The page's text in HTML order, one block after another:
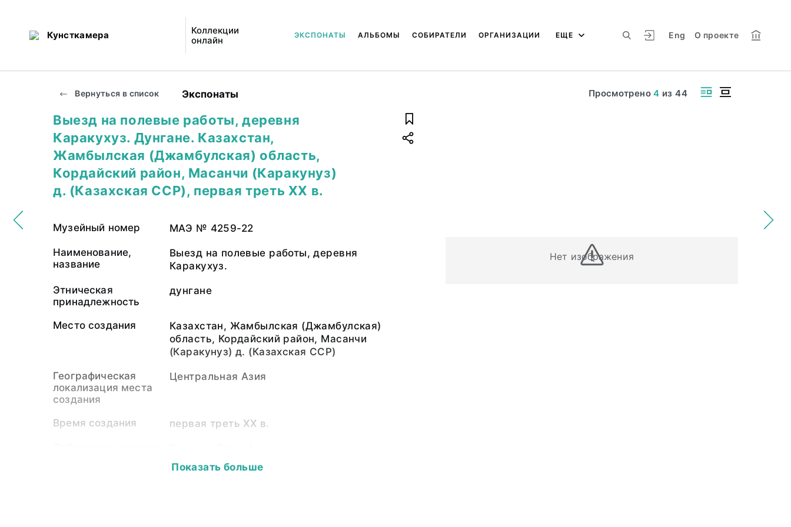
Кунсткамера
Коллекции
онлайн
Eng О проекте
ЭКСПОНАТЫ АЛЬБОМЫ СОБИРАТЕЛИ ОРГАНИЗАЦИИ ЕЩЕ
Вернуться в список Экспонаты Просмотрено4 из44
Нет изображения
Выезд на полевые работы, деревня
Каракухуз. Дунгане. Казахстан,
Жамбылская (Джамбулская) область,
Кордайский район, Масанчи (Каракунуз)
д. (Казахская ССР), первая треть ХХ в.
Музейный номер МАЭ № 4259-22
Наименование,
название
Выезд на полевые работы, деревня
Каракухуз.
Этническая
принадлежность
дунгане
Место создания
Казахстан, Жамбылская (Джамбулская)
область, Кордайский район, Масанчи
(Каракунуз) д. (Казахская ССР)
Географическая
локализация места
создания
Центральная Азия
Время создания первая треть ХХ в.
Показать больше